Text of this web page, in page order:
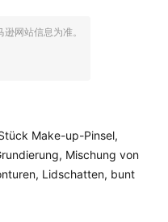
网站信息为准。
Make-up-Pinsel,
Mischung von
Lidschatten, bunt